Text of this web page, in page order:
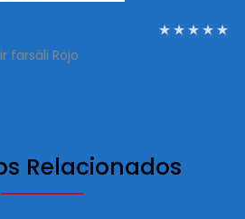
farsáli Rojo
Relacionados